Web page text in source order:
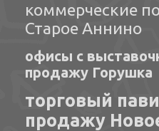
коммерческие
Старое Аннино
офисы с
продажу Горушка
торговый
продажу